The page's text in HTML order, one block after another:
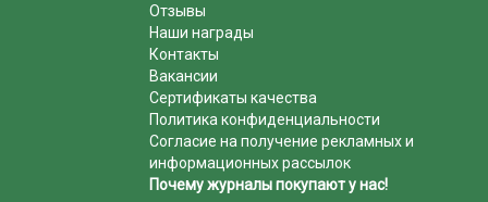
Отзывы
Наши награды
Контакты
Вакансии
Сертификаты качества
Политика конфиденциальности
Согласие на получение рекламных и
информационных рассылок
Почему журналы покупают у нас!